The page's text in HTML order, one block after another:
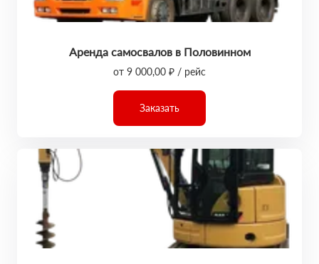
Аренда самосвалов в Половинном
от 9 000,00 ₽ / рейс
Заказать